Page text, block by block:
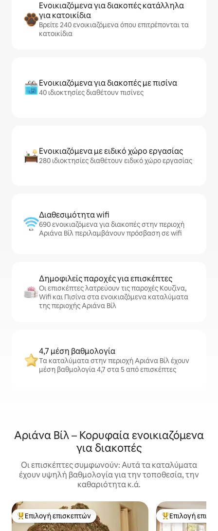
Ενοικιαζόμενα για διακοπές κατάλληλα
για κατοικίδια
Βρείτε 240 ενοικιαζόμενα όπου επιτρέπονται τα
κατοικίδια
Ενοικιαζόμενα για διακοπές με πισίνα
40 ιδιοκτησίες διαθέτουν πισίνες
Ενοικιαζόμενα με ειδικό χώρο εργασίας
280 ιδιοκτησίες διαθέτουν ειδικό χώρο εργασίας
Διαθεσιμότητα wifi
690 ενοικιαζόμενα για διακοπές στην περιοχή
Αριάνα Βίλ περιλαμβάνουν πρόσβαση σε wifi
Δημοφιλείς παροχές για επισκέπτες
Οι επισκέπτες λατρεύουν τις παροχές Κουζίνα,
Wifi και Πισίνα στα ενοικιαζόμενα καταλύματα
της περιοχής Αριάνα Βίλ
4,7 μέση βαθμολογία
Τα καταλύματα στην περιοχή Αριάνα Βίλ έχουν
μέση βαθμολογία 4,7 στα 5 από επισκέπτες
Αριάνα Βίλ – Κορυφαία ενοικιαζόμενα
για διακοπές
Οι επισκέπτες συμφωνούν: Αυτά τα καταλύματα
έχουν υψηλή βαθμολογία για την τοποθεσία, την
καθαριότητα κ.ά.
Κορυφαία επιλογή επισκεπτών
Επιλογή επισκεπτών Κορυφαία
Επιλογή